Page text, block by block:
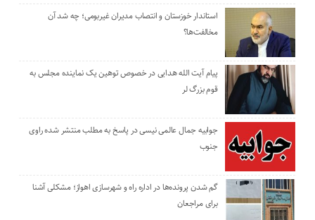
استاندار خوزستان و انتصاب مدیران غیربومی؛ چه شد آن
مخالفت‌ها؟
پیام آیت الله هدایی در خصوص توهین یک نماینده مجلس به
قوم بزرگ لر
جوابیه جمال عالمی نیسی در پاسخ به مطلب منتشر شده راوی
جنوب
گم شدن پرونده‌ها در اداره راه و شهرسازی اهواز؛ مشکلی آشنا
برای مراجعان